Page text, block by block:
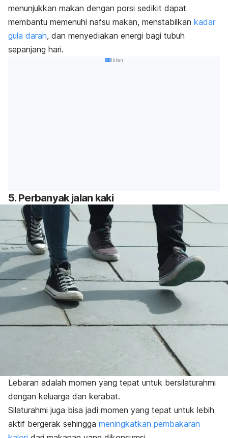
menunjukkan makan dengan porsi sedikit dapat
membantu memenuhi nafsu makan, menstabilkan kadar
gula darah, dan menyediakan energi bagi tubuh
sepanjang hari.
Iklan
5. Perbanyak jalan kaki
Lebaran adalah momen yang tepat untuk bersilaturahmi
dengan keluarga dan kerabat.
Silaturahmi juga bisa jadi momen yang tepat untuk lebih
aktif bergerak sehingga meningkatkan pembakaran